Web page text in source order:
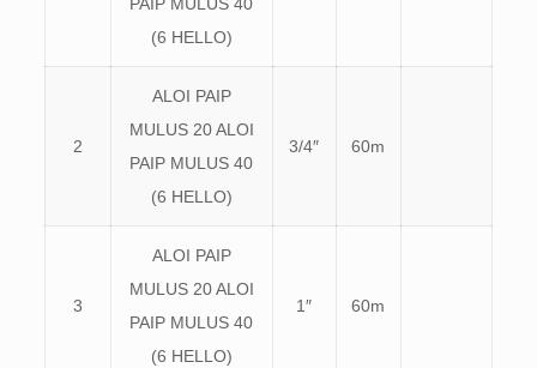
(6 HELLO)
2
ALOI PAIP
MULUS 20 ALOI
PAIP MULUS 40
(6 HELLO)
3/4″ 60m
3
ALOI PAIP
MULUS 20 ALOI
PAIP MULUS 40
(6 HELLO)
1″ 60m